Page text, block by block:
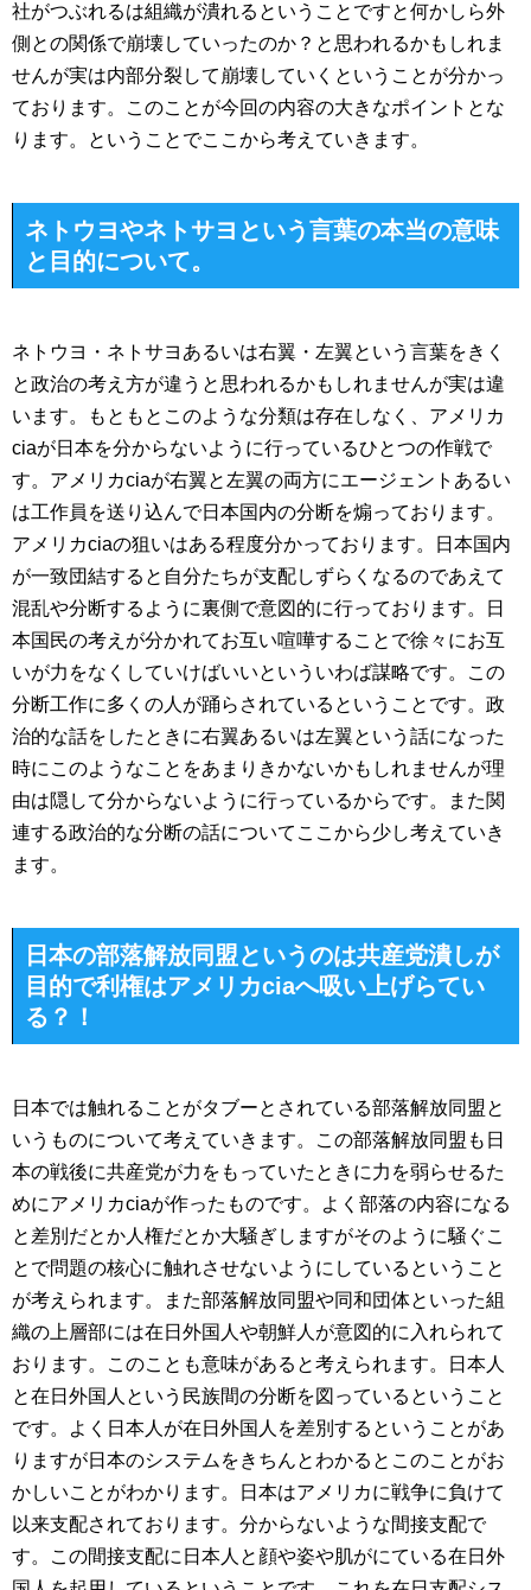
社がつぶれるは組織が潰れるということですと何かしら外
側との関係で崩壊していったのか？と思われるかもしれま
せんが実は内部分裂して崩壊していくということが分かっ
ております。このことが今回の内容の大きなポイントとな
ります。ということでここから考えていきます。
ネトウヨやネトサヨという言葉の本当の意味
と目的について。
ネトウヨ・ネトサヨあるいは右翼・左翼という言葉をきく
と政治の考え方が違うと思われるかもしれませんが実は違
います。もともとこのような分類は存在しなく、アメリカ
ciaが日本を分からないように行っているひとつの作戦で
す。アメリカciaが右翼と左翼の両方にエージェントあるい
は工作員を送り込んで日本国内の分断を煽っております。
アメリカciaの狙いはある程度分かっております。日本国内
が一致団結すると自分たちが支配しずらくなるのであえて
混乱や分断するように裏側で意図的に行っております。日
本国民の考えが分かれてお互い喧嘩することで徐々にお互
いが力をなくしていけばいいといういわば謀略です。この
分断工作に多くの人が踊らされているということです。政
治的な話をしたときに右翼あるいは左翼という話になった
時にこのようなことをあまりきかないかもしれませんが理
由は隠して分からないように行っているからです。また関
連する政治的な分断の話についてここから少し考えていき
ます。
日本の部落解放同盟というのは共産党潰しが
目的で利権はアメリカciaへ吸い上げらてい
る？！
日本では触れることがタブーとされている部落解放同盟と
いうものについて考えていきます。この部落解放同盟も日
本の戦後に共産党が力をもっていたときに力を弱らせるた
めにアメリカciaが作ったものです。よく部落の内容になる
と差別だとか人権だとか大騒ぎしますがそのように騒ぐこ
とで問題の核心に触れさせないようにしているということ
が考えられます。また部落解放同盟や同和団体といった組
織の上層部には在日外国人や朝鮮人が意図的に入れられて
おります。このことも意味があると考えられます。日本人
と在日外国人という民族間の分断を図っているということ
です。よく日本人が在日外国人を差別するということがあ
りますが日本のシステムをきちんとわかるとこのことがお
かしいことがわかります。日本はアメリカに戦争に負けて
以来支配されております。分からないような間接支配で
す。この間接支配に日本人と顔や姿や肌がにている在日外